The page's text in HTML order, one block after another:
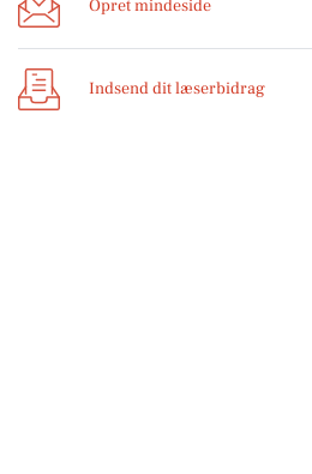
Opret mindeside
Indsend dit læserbidrag